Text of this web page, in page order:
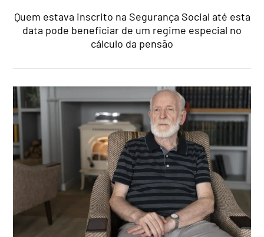
Quem estava inscrito na Segurança Social até esta
data pode beneficiar de um regime especial no
cálculo da pensão